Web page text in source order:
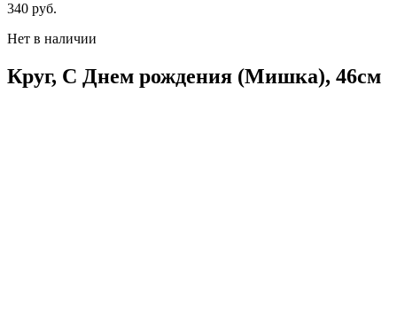
340 руб.
Нет в наличии
Круг, С Днем рождения (Мишка), 46см